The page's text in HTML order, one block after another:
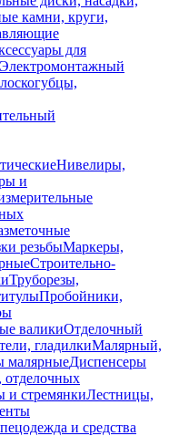
камни, круги,
для
Электромонтажный
Нивелиры,
и
резьбыМаркеры,
Строительно-
Труборезы,
Пробойники,
валикиОтделочный
гладилкиМалярный,
малярныеДиспенсеры
отделочных
и стремянкиЛестницы,
и средства